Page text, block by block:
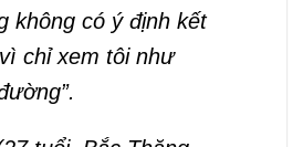
không có ý định kết
chỉ xem tôi như